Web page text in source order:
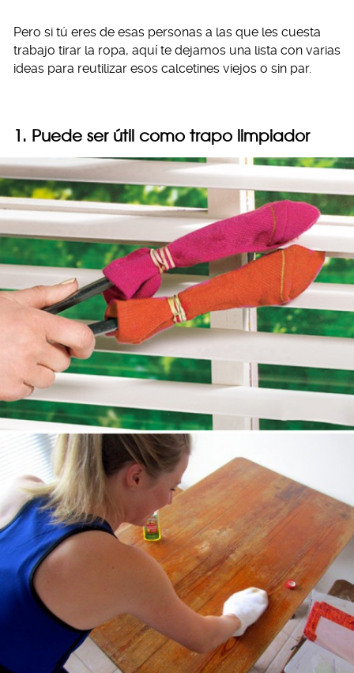
Pero si tú eres de esas personas a las que les cuesta
trabajo tirar la ropa, aquí te dejamos una lista con varias
ideas para reutilizar esos calcetines viejos o sin par.
1. Puede ser útil como trapo limpiador